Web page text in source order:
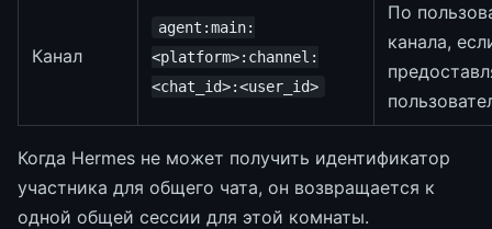
Канал
agent:main:
<platform>:channel:
<chat_id>:<user_id>
По
канала,
Когда Hermes не может получить идентификатор
участника для общего чата, он возвращается к
одной общей сессии для этой комнаты.